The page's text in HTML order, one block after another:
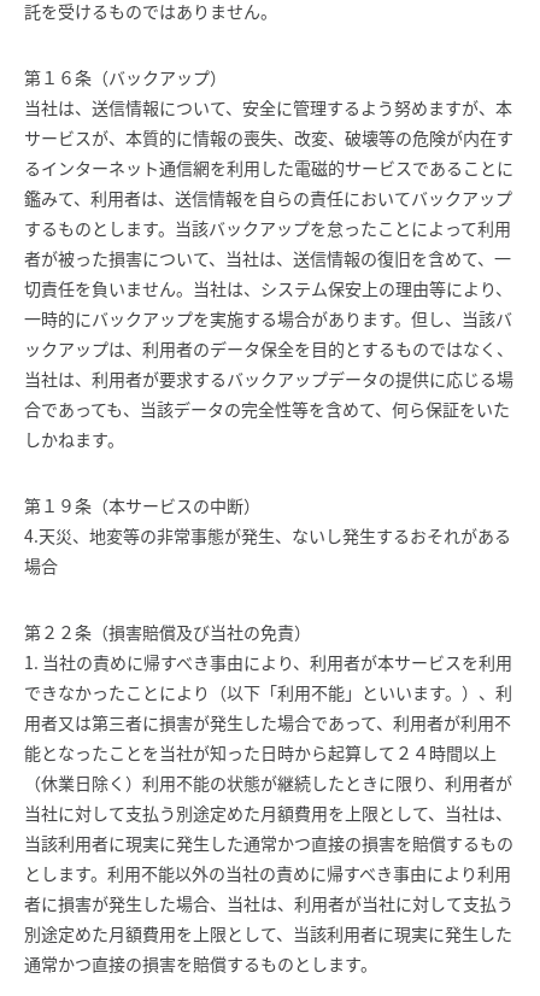
託を受けるものではありません。
第１６条（バックアップ）
当社は、送信情報について、安全に管理するよう努めますが、本
サービスが、本質的に情報の喪失、改変、破壊等の危険が内在す
るインターネット通信網を利用した電磁的サービスであることに
鑑みて、利用者は、送信情報を自らの責任においてバックアップ
するものとします。当該バックアップを怠ったことによって利用
者が被った損害について、当社は、送信情報の復旧を含めて、一
切責任を負いません。当社は、システム保安上の理由等により、
一時的にバックアップを実施する場合があります。但し、当該バ
ックアップは、利用者のデータ保全を目的とするものではなく、
当社は、利用者が要求するバックアップデータの提供に応じる場
合であっても、当該データの完全性等を含めて、何ら保証をいた
しかねます。
第１９条（本サービスの中断）
4.天災、地変等の非常事態が発生、ないし発生するおそれがある
場合
第２２条（損害賠償及び当社の免責）
1. 当社の責めに帰すべき事由により、利用者が本サービスを利用
できなかったことにより（以下「利用不能」といいます。）、利
用者又は第三者に損害が発生した場合であって、利用者が利用不
能となったことを当社が知った日時から起算して２４時間以上
（休業日除く）利用不能の状態が継続したときに限り、利用者が
当社に対して支払う別途定めた月額費用を上限として、当社は、
当該利用者に現実に発生した通常かつ直接の損害を賠償するもの
とします。利用不能以外の当社の責めに帰すべき事由により利用
者に損害が発生した場合、当社は、利用者が当社に対して支払う
別途定めた月額費用を上限として、当該利用者に現実に発生した
通常かつ直接の損害を賠償するものとします。